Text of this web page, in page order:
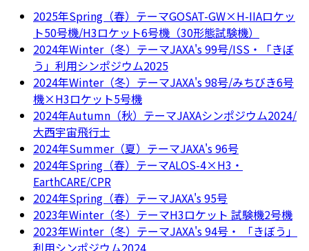
2025年Spring（春）テーマGOSAT-GW×H-IIAロケッ
ト50号機/H3ロケット6号機（30形態試験機）
2024年Winter（冬）テーマJAXA's 99号/ISS・「きぼ
う」利用シンポジウム2025
2024年Winter（冬）テーマJAXA's 98号/みちびき6号
機×H3ロケット5号機
2024年Autumn（秋）テーマJAXAシンポジウム2024/
大西宇宙飛行士
2024年Summer（夏）テーマJAXA's 96号
2024年Spring（春）テーマALOS-4×H3・
EarthCARE/CPR
2024年Spring（春）テーマJAXA's 95号
2023年Winter（冬）テーマH3ロケット 試験機2号機
2023年Winter（冬）テーマJAXA's 94号・ 「きぼう」